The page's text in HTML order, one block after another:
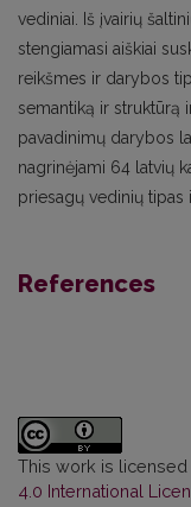
vediniai. Iš įvairių
stengiamasi aiškiai
reikšmes ir darybos
semantiką ir struktūrą
pavadinimų darybos
nagrinėjami 64 latvių
priesagų vedinių tipas
References
This work is licensed
4.0 International